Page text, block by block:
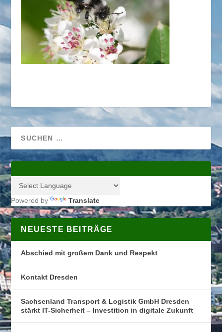
Powered by Translate
NEUESTE BEITRÄGE
Abschied mit großem Dank und Respekt
Kontakt Dresden
Sachsenland Transport & Logistik GmbH Dresden
stärkt IT-Sicherheit – Investition in digitale Zukunft